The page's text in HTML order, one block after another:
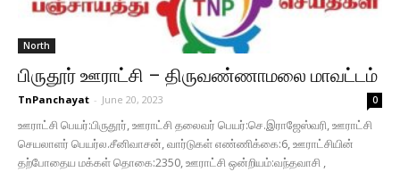
North
பிருதூர் ஊராட்சி – திருவண்ணாமலை மாவட்டம்
TnPanchayat - June 20, 2023 0
ஊராட்சி பெயர்:பிருதூர், ஊராட்சி தலைவர் பெயர்:செ.இராஜேஸ்வரி, ஊராட்சி
செயலாளர் பெயர்ல.சீனிவாசன், வார்டுகள் எண்ணிக்கை:6, ஊராட்சியின்
தற்போதைய மக்கள் தொகை:2350, ஊராட்சி ஒன்றியம்:வந்தவாசி ,